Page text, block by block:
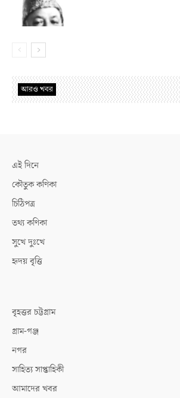
আরও খবর
এই দিনে
কৌতুক কণিকা
চিঠিপত্র
তথ্য কণিকা
সুখে দুঃখে
হৃদয় বৃত্তি
বৃহত্তর চট্টগ্রাম
গ্রাম-গঞ্জ
নগর
সাহিত্য সাপ্তাহিকী
আমাদের খবর